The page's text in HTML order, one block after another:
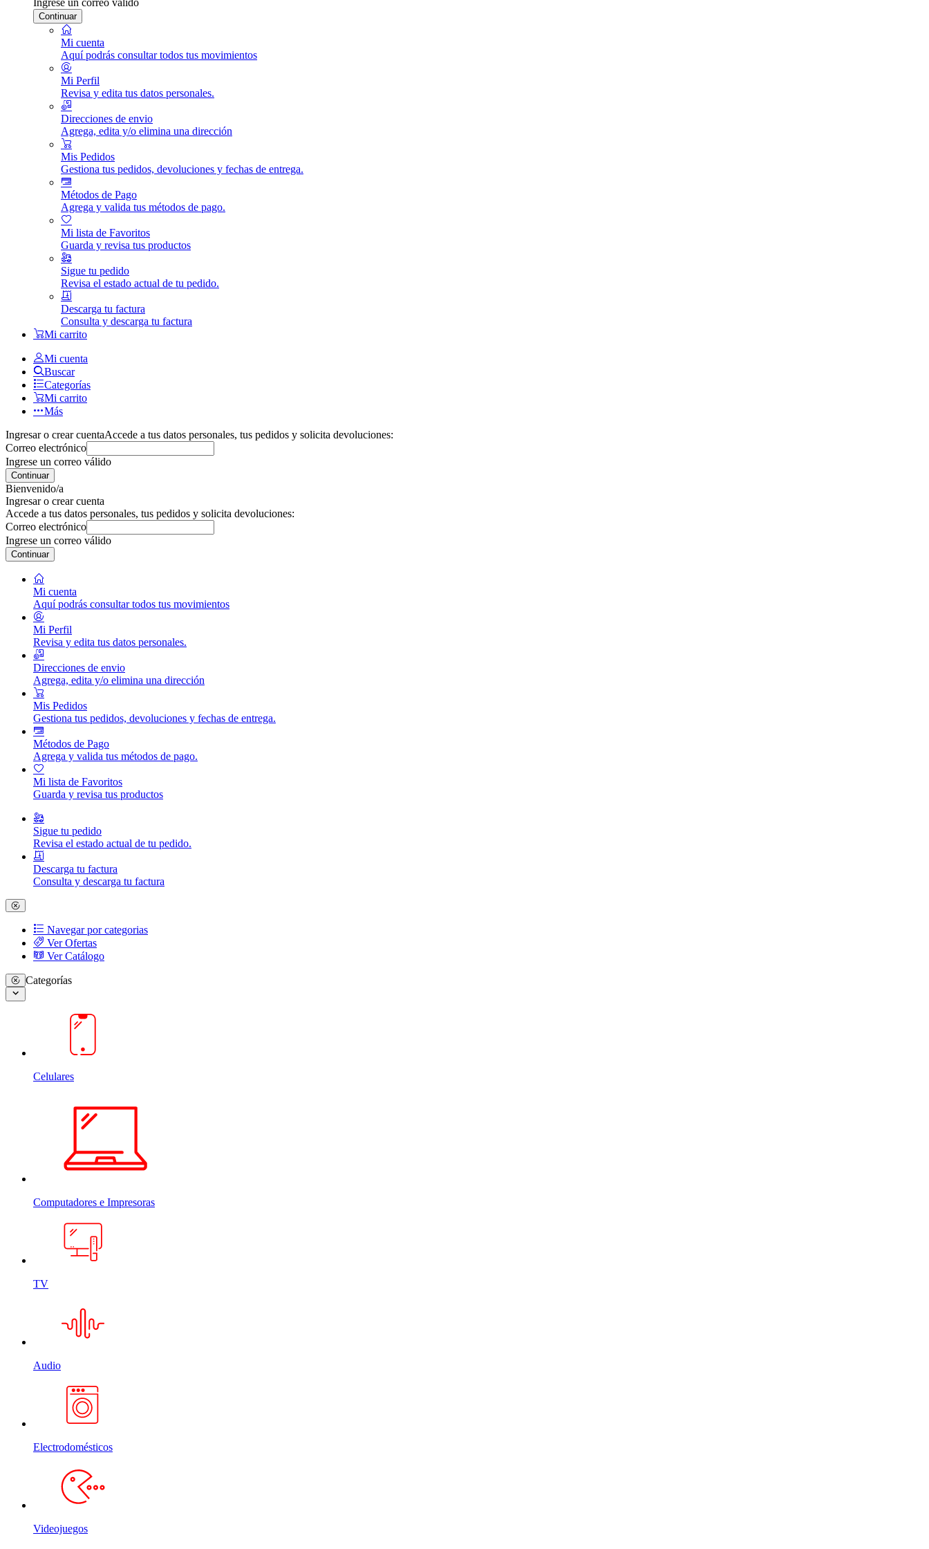
Continuar
Mi cuenta
Aquí podrás consultar todos tus movimientos
Mi Perfil
Revisa y edita tus datos personales.
Direcciones de envio
Agrega, edita y/o elimina una dirección
Mis Pedidos
Gestiona tus pedidos, devoluciones y fechas de entrega.
Métodos de Pago
Agrega y valida tus métodos de pago.
Mi lista de Favoritos
Guarda y revisa tus productos
Sigue tu pedido
Revisa el estado actual de tu pedido.
Descarga tu factura
Consulta y descarga tu factura
Mi carrito
Mi cuenta
Buscar
Categorías
Mi carrito
Más
Ingresar o crear cuentaAccede a tus datos personales, tus pedidos y solicita devoluciones:
Correo electrónico
Ingrese un correo válido
Continuar
Bienvenido/a
Ingresar o crear cuenta
Accede a tus datos personales, tus pedidos y solicita devoluciones:
Correo electrónico
Ingrese un correo válido
Continuar
Mi cuenta
Aquí podrás consultar todos tus movimientos
Mi Perfil
Revisa y edita tus datos personales.
Direcciones de envio
Agrega, edita y/o elimina una dirección
Mis Pedidos
Gestiona tus pedidos, devoluciones y fechas de entrega.
Métodos de Pago
Agrega y valida tus métodos de pago.
Mi lista de Favoritos
Guarda y revisa tus productos
Sigue tu pedido
Revisa el estado actual de tu pedido.
Descarga tu factura
Consulta y descarga tu factura
Navegar por categorias
Ver Ofertas
Ver Catálogo
Categorías
Celulares
Computadores e Impresoras
TV
Audio
Electrodomésticos
Videojuegos